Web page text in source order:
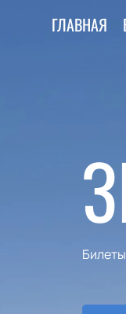
ГЛАВНАЯ